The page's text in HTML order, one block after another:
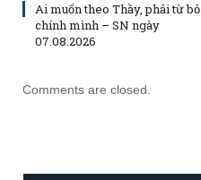
Ai muốn theo Thầy, phải từ bỏ
chính mình – SN ngày
07.08.2026
Comments are closed.